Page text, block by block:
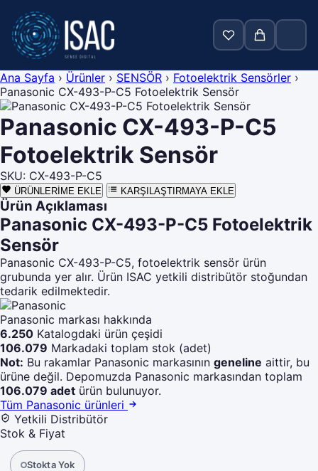
Anasayfa
Ürünler
Markalar
Blog
Hakkımızda
İletişim
Hesabım
Ana Sayfa › Ürünler › SENSÖR › Fotoelektrik Sensörler ›
Panasonic CX-493-P-C5 Fotoelektrik Sensör
Panasonic CX-493-P-C5
Fotoelektrik Sensör
SKU: CX-493-P-C5
ÜRÜNLERİME EKLE KARŞILAŞTIRMAYA EKLE
Ürün Açıklaması
Panasonic CX-493-P-C5 Fotoelektrik
Sensör
Panasonic CX-493-P-C5, fotoelektrik sensör ürün
grubunda yer alır. Ürün ISAC yetkili distribütör stoğundan
tedarik edilmektedir.
Panasonic markası hakkında
6.250 Katalogdaki ürün çeşidi
106.079 Markadaki toplam stok (adet)
Not: Bu rakamlar Panasonic markasının geneline aittir, bu
ürüne değil. Depomuzda Panasonic markasından toplam
106.079 adet ürün bulunuyor.
Tüm Panasonic ürünleri
Yetkili Distribütör
Stok & Fiyat
Stokta Yok